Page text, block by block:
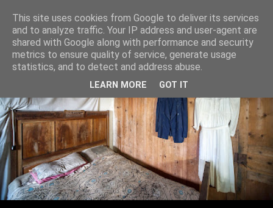
This site uses cookies from Google to deliver its services
and to analyze traffic. Your IP address and user-agent are
shared with Google along with performance and security
metrics to ensure quality of service, generate usage
statistics, and to detect and address abuse.
LEARN MORE GOT IT